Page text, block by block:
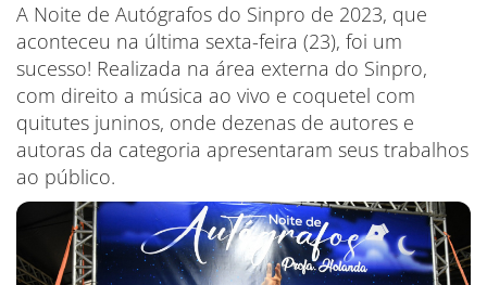
A Noite de Autógrafos do Sinpro de 2023, que
aconteceu na última sexta-feira (23), foi um
sucesso! Realizada na área externa do Sinpro,
com direito a música ao vivo e coquetel com
quitutes juninos, onde dezenas de autores e
autoras da categoria apresentaram seus trabalhos
ao público.